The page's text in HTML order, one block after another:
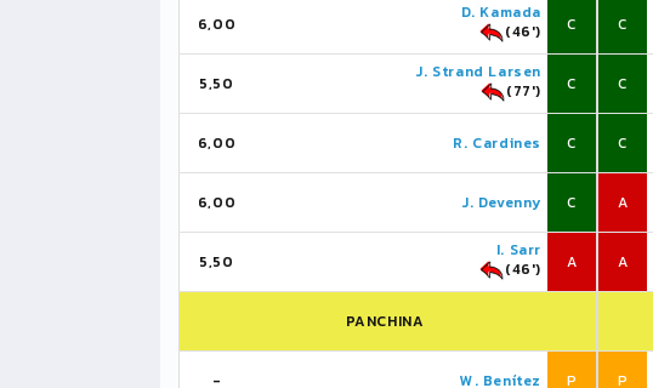
6,00
D. Kamada
(46')
C
5,50
J. Strand Larsen
(77')
C
6,00 R. Cardines C
6,00 J. Devenny C
5,50
I. Sarr
(46')
A
PANCHINA
- W. Benítez P
C
C
C
A
A
P